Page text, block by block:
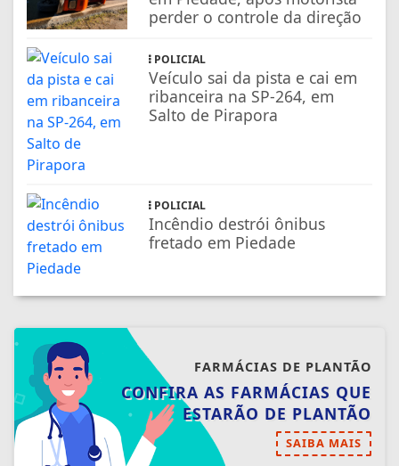
perder o controle da direção
POLICIAL
Veículo sai da pista e cai em
ribanceira na SP-264, em
Salto de Pirapora
POLICIAL
Incêndio destrói ônibus
fretado em Piedade
FARMÁCIAS DE PLANTÃO
CONFIRA AS FARMÁCIAS QUE
ESTARÃO DE PLANTÃO
SAIBA MAIS